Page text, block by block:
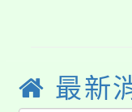
局官
8月
最新